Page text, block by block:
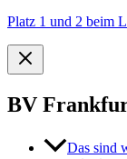
Platz 1 und 2 beim
BV
Das sind